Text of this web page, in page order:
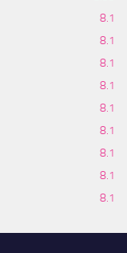
8.1
8.1
8.1
8.1
8.1
8.1
8.1
8.1
8.1